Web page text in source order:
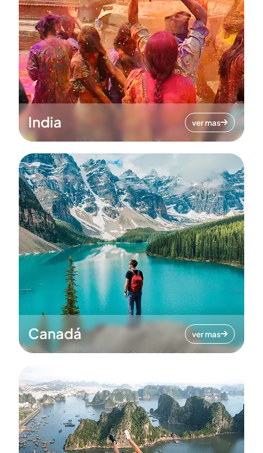
India ver mas
Canadá ver mas